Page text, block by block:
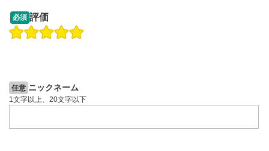
操作説明動画
必須 評価
任意 ニックネーム
1文字以上、20文字以下